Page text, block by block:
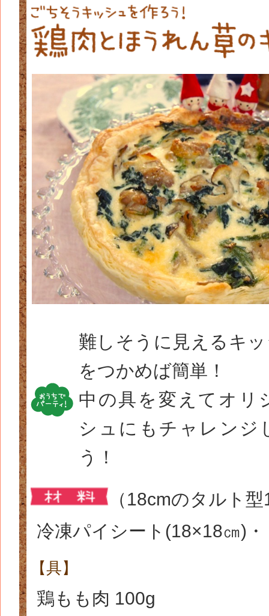
難しそうに見えるキ
をつかめば簡単！
中の具を変えてオリ
シュにもチャレンジ
う！
（18cmのタルト
冷凍パイシート(18×18㎝)
【具】
鶏もも肉 100g